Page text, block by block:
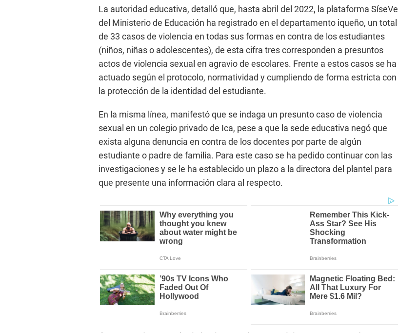
La autoridad educativa, detalló que, hasta abril del 2022, la plataforma SíseVe
del Ministerio de Educación ha registrado en el departamento iqueño, un total
de 33 casos de violencia en todas sus formas en contra de los estudiantes
(niños, niñas o adolescentes), de esta cifra tres corresponden a presuntos
actos de violencia sexual en agravio de escolares. Frente a estos casos se ha
actuado según el protocolo, normatividad y cumpliendo de forma estricta con
la protección de la identidad del estudiante.
En la misma línea, manifestó que se indaga un presunto caso de violencia
sexual en un colegio privado de Ica, pese a que la sede educativa negó que
exista alguna denuncia en contra de los docentes por parte de algún
estudiante o padre de familia. Para este caso se ha pedido continuar con las
investigaciones y se le ha establecido un plazo a la directora del plantel para
que presente una información clara al respecto.